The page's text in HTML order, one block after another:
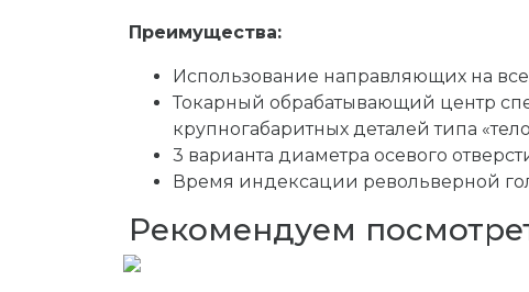
Преимущества:
Использование направляющих на
Токарный обрабатывающий центр
крупногабаритных деталей типа
3 варианта диаметра осевого
Время индексации револьверной
Рекомендуем